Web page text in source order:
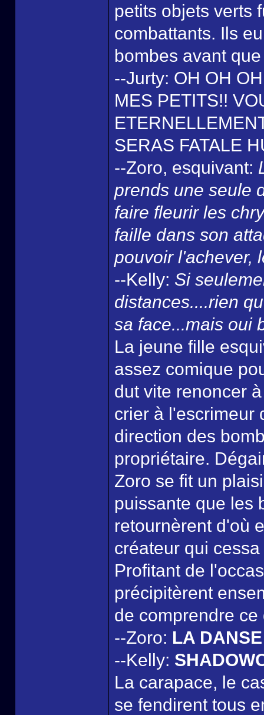
petits objets verts
combattants. Ils
bombes avant
--Jurty: OH OH
MES PETITS!!
SERAS FATALE
--Zoro, esquivant:
prends une seule
faire fleurir les
faille dans son
pouvoir l'achever,
--Kelly: Si
distances....rien
sa face...mais oui
La jeune fille
assez comique
dut vite renoncer
crier à l'escrimeur
direction des
propriétaire.
Zoro se fit un
puissante que les
retournèrent d'où
créateur qui
Profitant de
précipitèrent
de comprendre
--Zoro: LA
--Kelly:
La carapace, le
se fendirent tous